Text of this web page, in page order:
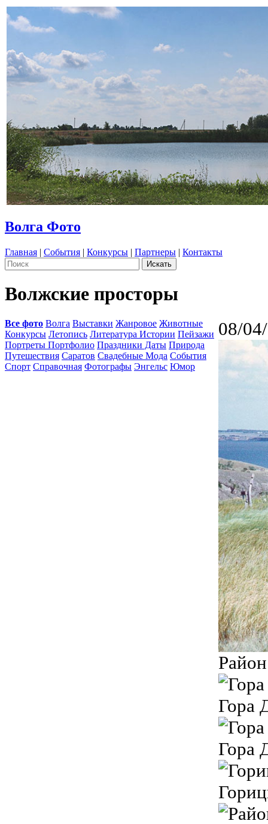
Волга Фото
Главная | События | Конкурсы | Партнеры | Контакты
Волжские просторы
Все фото Волга Выставки Жанровое Животные
Конкурсы Летопись Литература Истории Пейзажи
Портреты Портфолио Праздники Даты Природа
Путешествия Саратов Свадебные Мода События
Спорт Справочная Фотографы Энгельс Юмор
08/
Гора
Гора